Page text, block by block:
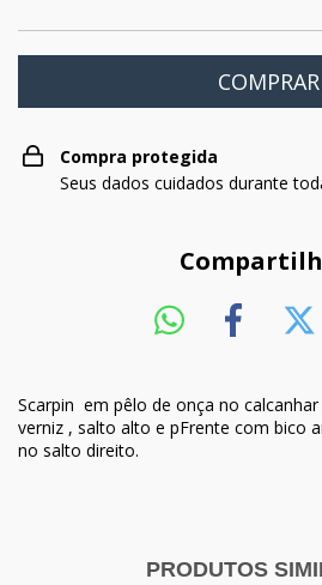
Compra protegida
Seus dados cuidados durante
Scarpin em pêlo de onça no
verniz , salto alto e pFrente com bico
no salto direito.
PRODUTOS